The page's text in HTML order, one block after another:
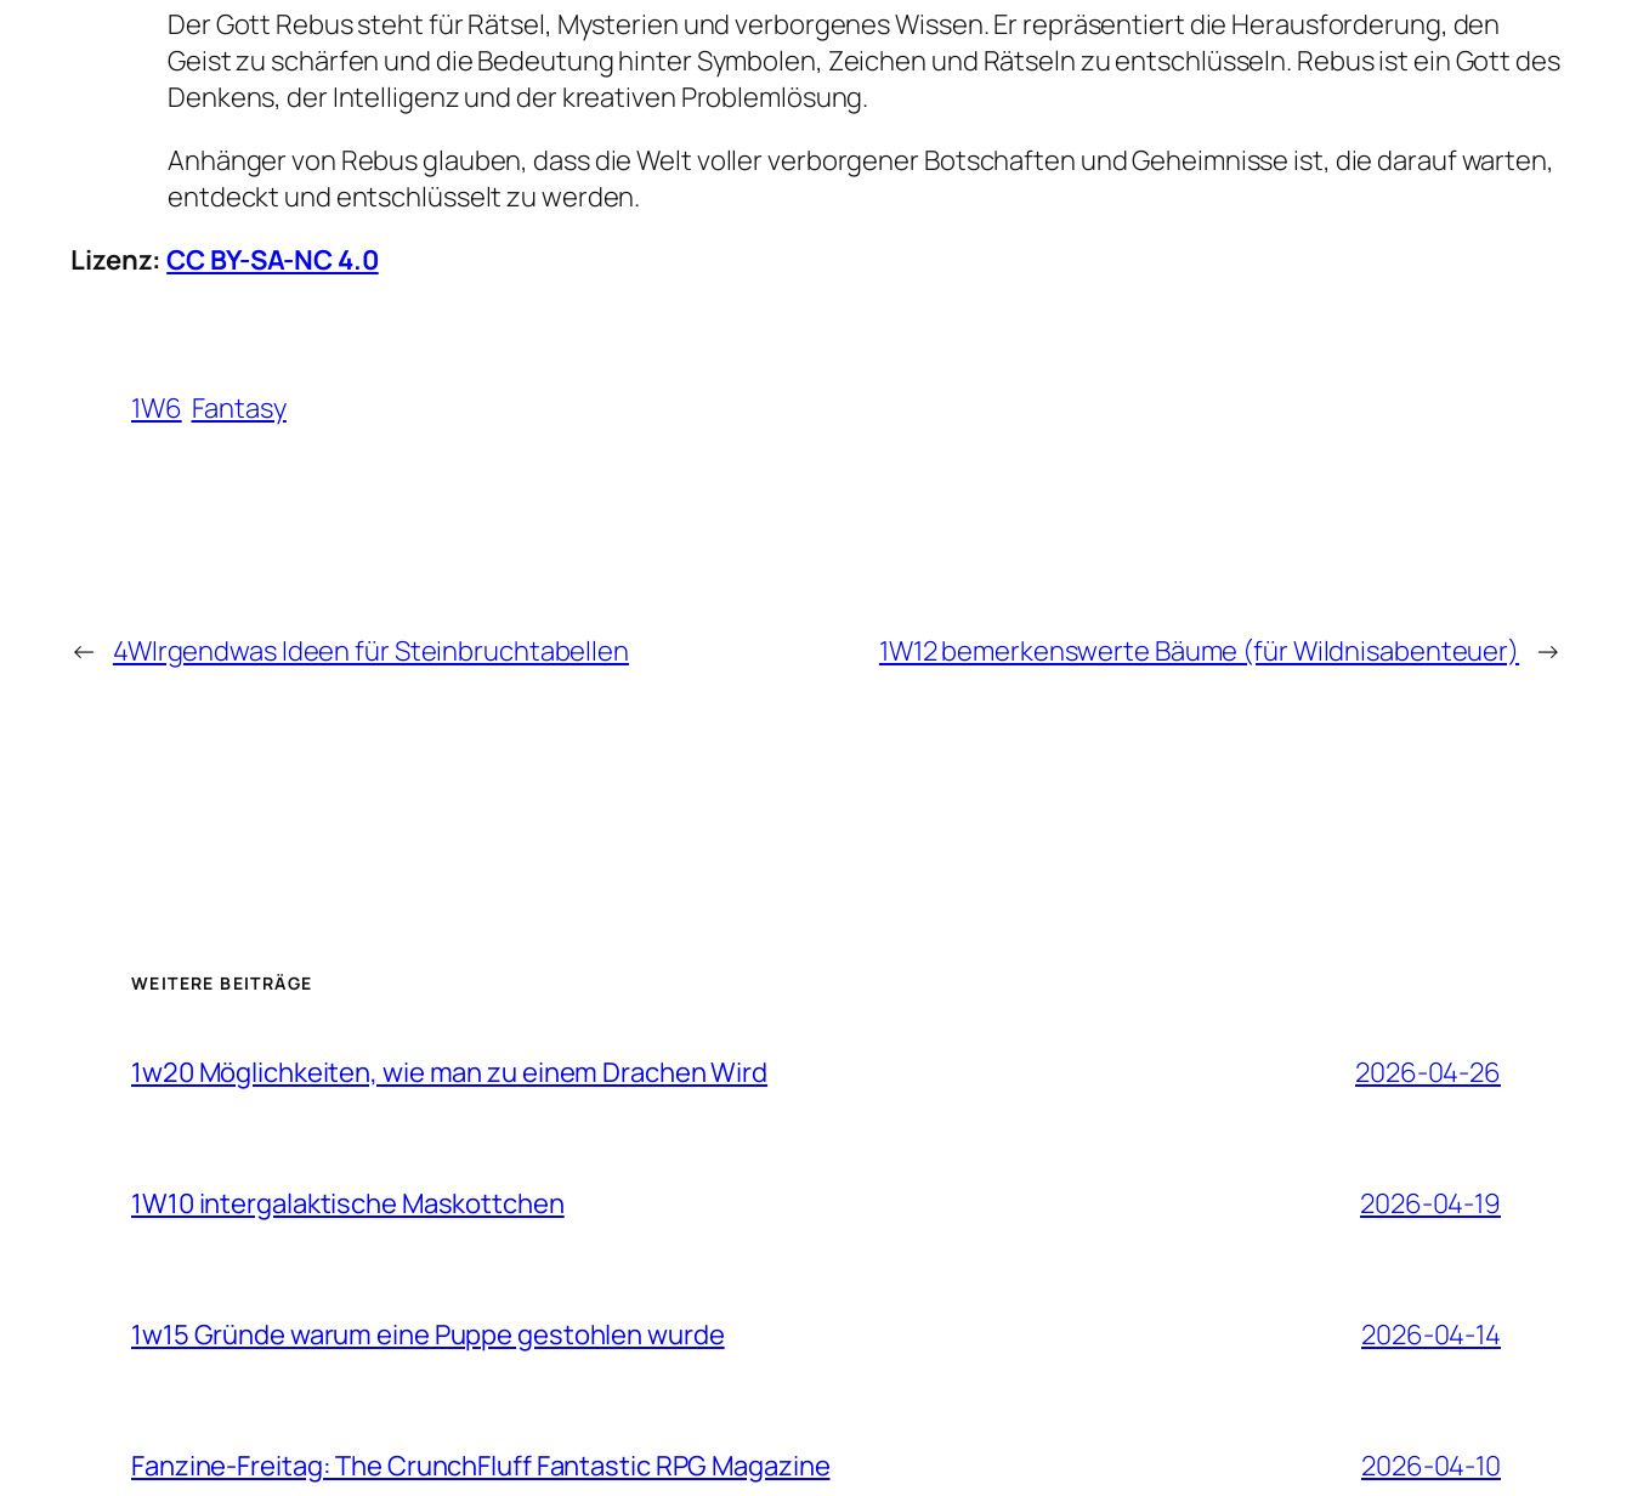
Der Gott Rebus steht für Rätsel, Mysterien und verborgenes Wissen. Er repräsentiert die Herausforderung, den
Geist zu schärfen und die Bedeutung hinter Symbolen, Zeichen und Rätseln zu entschlüsseln. Rebus ist ein Gott des
Denkens, der Intelligenz und der kreativen Problemlösung.
Anhänger von Rebus glauben, dass die Welt voller verborgener Botschaften und Geheimnisse ist, die darauf warten,
entdeckt und entschlüsselt zu werden.
Lizenz:CC BY-SA-NC 4.0
1W6 Fantasy
← 4WIrgendwas Ideen für Steinbruchtabellen 1W12 bemerkenswerte Bäume (für Wildnisabenteuer) →
WEITERE BEITRÄGE
1w20 Möglichkeiten, wie man zu einem Drachen Wird 2026-04-26
1W10 intergalaktische Maskottchen 2026-04-19
1w15 Gründe warum eine Puppe gestohlen wurde 2026-04-14
Fanzine-Freitag: The CrunchFluff Fantastic RPG Magazine 2026-04-10